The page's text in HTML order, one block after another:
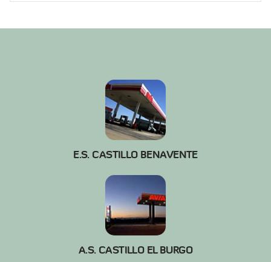
E.S. CASTILLO BENAVENTE
A.S. CASTILLO EL BURGO